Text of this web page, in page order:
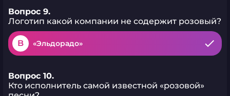
Вопрос 9.
Логотип какой компании не содержит розовый?
B «Эльдорадо»
Вопрос 10.
Кто исполнитель самой известной «розовой»